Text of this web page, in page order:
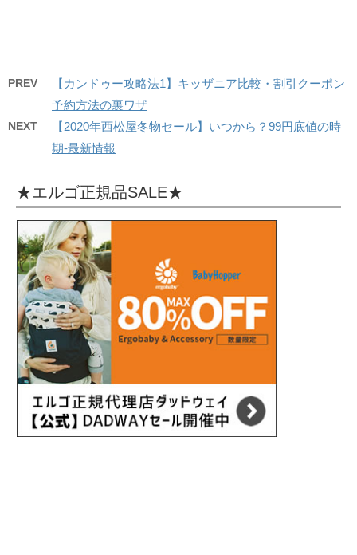
PREV
【カンドゥー攻略法1】キッザニア比較・割引クーポン
予約方法の裏ワザ
NEXT
【2020年西松屋冬物セール】いつから？99円底値の時
期-最新情報
★エルゴ正規品SALE★